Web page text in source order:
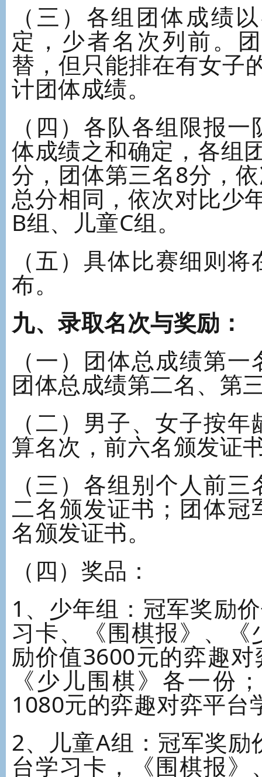
（三）各组团体成绩
定，少者名次列前。
替，但只能排在有女子
计团体成绩。
（四）各队各组限报
体成绩之和确定，各组
分，团体第三名8分，
总分相同，依次对比少
B组、儿童C组。
（五）具体比赛细则
布。
九、录取名次与奖励：
（一）团体总成绩第
团体总成绩第二名、第
（二）男子、女子按
算名次，前六名颁发证
（三）各组别个人前
二名颁发证书；团体
名颁发证书。
（四）奖品：
1、少年组：冠军奖励
习卡、《围棋报》、
励价值3600元的弈趣
《少儿围棋》各一份
1080元的弈趣对弈平台
2、儿童A组：冠军奖
台学习卡，《围棋报